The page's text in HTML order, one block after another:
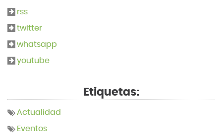
rss
twitter
whatsapp
youtube
Etiquetas:
Actualidad
Eventos